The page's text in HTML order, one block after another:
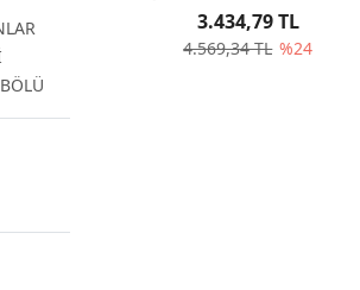
HATCBACK 853306
4.569,34 TL %24
3.434,79 TL